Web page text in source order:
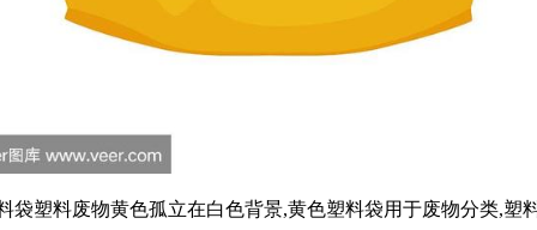
袋塑料废物黄色孤立在白色背景,黄色塑料袋用于废物分类,塑